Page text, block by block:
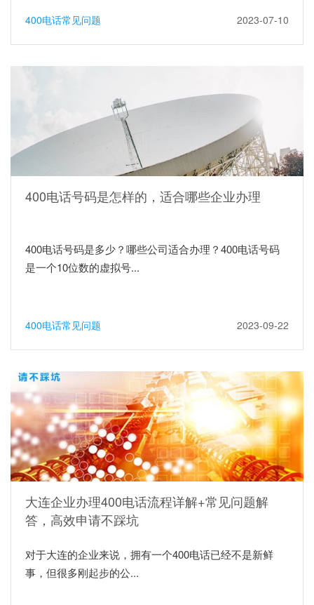
400电话常见问题 2023-07-10
400电话号码是怎样的，适合哪些企业办理
400电话号码是多少？哪些公司适合办理？400电话号码
是一个10位数的虚拟号...
400电话常见问题 2023-09-22
大连企业办理400电话流程详解+常见问题解
答，高效申请不踩坑
对于大连的企业来说，拥有一个400电话已经不是新鲜
事，但很多刚起步的公...